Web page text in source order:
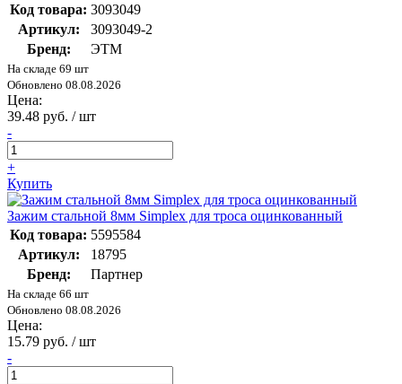
Код товара: 3093049
Артикул:
3093049-2
Бренд:
ЭТМ
На складе 69 шт
Обновлено 08.08.2026
Цена:
39.48 руб. / шт
-
+
Купить
Зажим стальной 8мм Simplex для троса оцинкованный
Код товара: 5595584
Артикул:
18795
Бренд:
Партнер
На складе 66 шт
Обновлено 08.08.2026
Цена:
15.79 руб. / шт
-